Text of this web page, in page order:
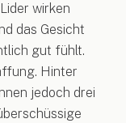
wirken
das Gesicht
gut fühlt.
Hinter
jedoch drei